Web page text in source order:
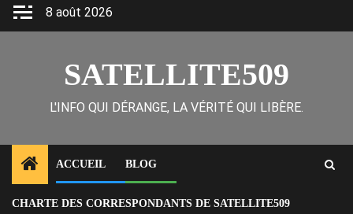
Skip
8 août 2026
SATELLITE509
L'INFO QUI DÉRANGE, LA VÉRITÉ QUI LIBÈRE.
ACCUEIL BLOG
CHARTE DES CORRESPONDANTS DE SATELLITE509
Home
Actu